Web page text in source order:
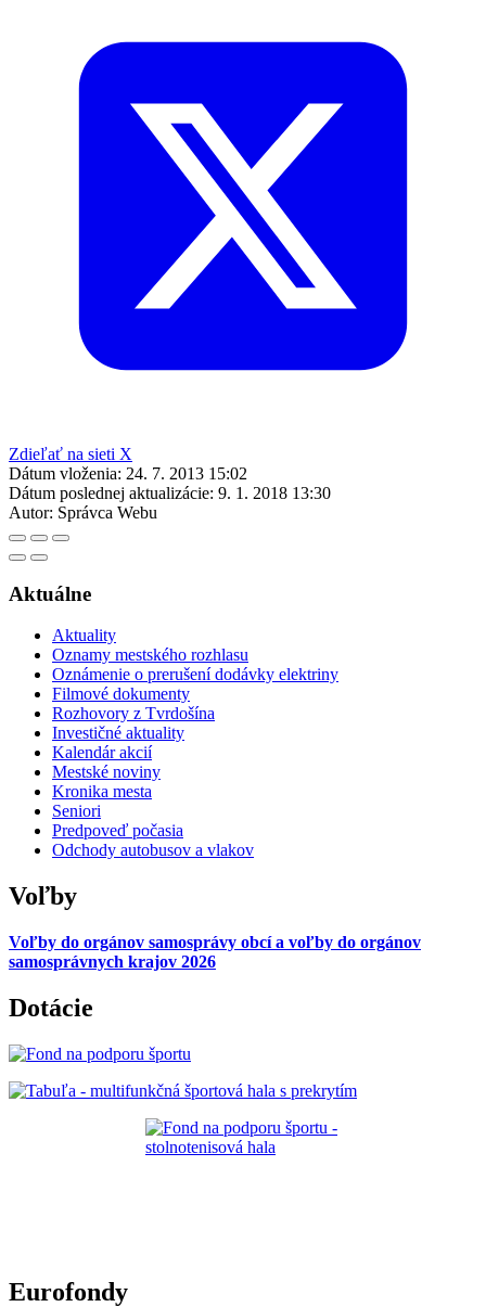
Zdieľať na sieti X
Dátum vloženia: 24. 7. 2013 15:02
Dátum poslednej aktualizácie: 9. 1. 2018 13:30
Autor: Správca Webu
Aktuálne
Aktuality
Oznamy mestského rozhlasu
Oznámenie o prerušení dodávky elektriny
Filmové dokumenty
Rozhovory z Tvrdošína
Investičné aktuality
Kalendár akcií
Mestské noviny
Kronika mesta
Seniori
Predpoveď počasia
Odchody autobusov a vlakov
Voľby
Voľby do orgánov samosprávy obcí a voľby do orgánov
samosprávnych krajov 2026
Dotácie
Eurofondy